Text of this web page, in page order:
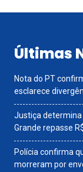
Últimas
Nota do PT
esclarece
Justiça
Grande repasse
Polícia confirma
morreram por